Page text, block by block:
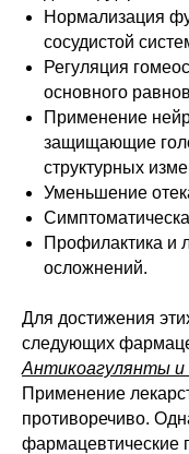
Нормализация
сосудистой
Регуляция
основного
Применение
защищающие
структурных
Уменьшение
Профилактика и
осложнений.
Для достижения
следующих
Антикоагулянты
Применение
противоречиво.
фармацевтические